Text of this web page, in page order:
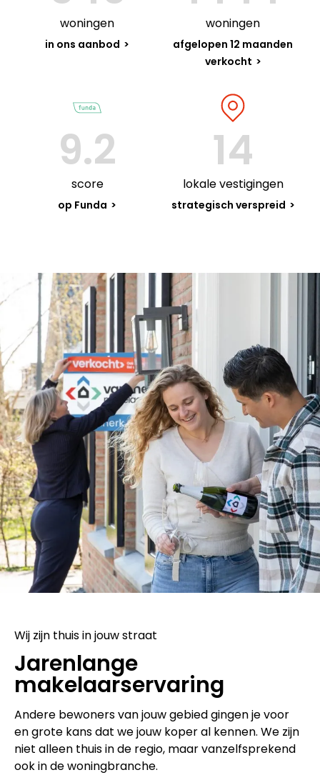
woningen
in ons aanbod
woningen
afgelopen 12 maanden
verkocht
9.2
score
op Funda
14
lokale vestigingen
strategisch verspreid
Wij zijn thuis in jouw straat
Jarenlange
makelaarservaring
Andere bewoners van jouw gebied gingen je voor
en grote kans dat we jouw koper al kennen. We zijn
niet alleen thuis in de regio, maar vanzelfsprekend
ook in de woningbranche.